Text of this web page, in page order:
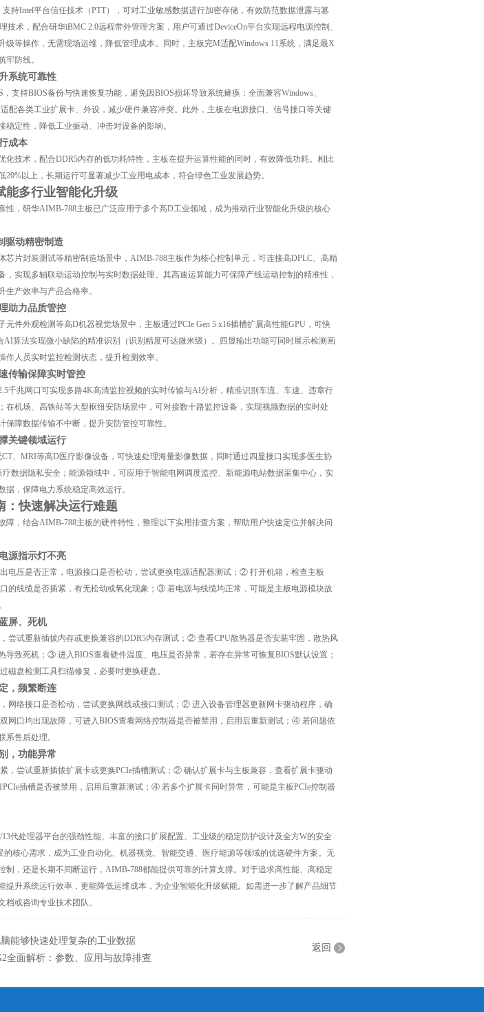
持Intel平台信任技术（PTT），可对工业敏感数据进行加密存储，有效防范数据泄露与篡
技术，配合研华iBMC 2.0远程带外管理方案，用户可通过DeviceOn平台实现远程电源控制、
级等操作，无需现场运维，降低管理成本。同时，主板完M适配Windows 11系统，满足最X
牢防线。
系统可靠性
，支持BIOS备份与快速恢复功能，避免因BIOS损坏导致系统瘫痪；全面兼容Windows、
配各类工业扩展卡、外设，减少硬件兼容冲突。此外，主板在电源接口、信号接口等关键
定性，降低工业振动、冲击对设备的影响。
成本
化技术，配合DDR5内存的低功耗特性，主板在提升运算性能的同时，有效降低功耗。相比
以上，长期运行可显著减少工业用电成本，符合绿色工业发展趋势。
能多行业智能化升级
性，研华AIMB-788主板已广泛应用于多个高D工业领域，成为推动行业智能化升级的核心
驱动精密制造
芯片封装测试等精密制造场景中，AIMB-788主板作为核心控制单元，可连接高DPLC、高精
，实现多轴联动运动控制与实时数据处理。其高速运算能力可保障产线运动控制的精准性，
产效率与产品合格率。
助力品质管控
元件外观检测等高D机器视觉场景中，主板通过PCIe Gen 5 x16插槽扩展高性能GPU，可快
算法实现微小缺陷的精准识别（识别精度可达微米级）。四显输出功能可同时展示检测画
人员实时监控检测状态，提升检测效率。
传输保障实时管控
千兆网口可实现多路4K高清监控视频的实时传输与AI分析，精准识别车流、车速、违章行
在机场、高铁站等大型枢纽安防场景中，可对接数十路监控设备，实现视频数据的实时处
障数据传输不中断，提升安防管控可靠性。
关键领域运行
、MRI等高D医疗影像设备，可快速处理海量影像数据，同时通过四显接口实现多医生协
疗数据隐私安全；能源领域中，可应用于智能电网调度监控、新能源电站数据采集中心，实
，保障电力系统稳定高效运行。
：快速解决运行难题
障，结合AIMB-788主板的硬件特性，整理以下实用排查方案，帮助用户快速定位并解决问
源指示灯不亮
电压是否正常，电源接口是否松动，尝试更换电源适配器测试；② 打开机箱，检查主板
的线缆是否插紧，有无松动或氧化现象；③ 若电源与线缆均正常，可能是主板电源模块故
屏、死机
尝试重新插拔内存或更换兼容的DDR5内存测试；② 查看CPU散热器是否安装牢固，散热风
导致死机；③ 进入BIOS查看硬件温度、电压是否异常，若存在异常可恢复BIOS默认设置；
盘检测工具扫描修复，必要时更换硬盘。
，频繁断连
网络接口是否松动，尝试更换网线或接口测试；② 进入设备管理器更新网卡驱动程序，确
网口均出现故障，可进入BIOS查看网络控制器是否被禁用，启用后重新测试；④ 若问题依
系售后处理。
，功能异常
，尝试重新插拔扩展卡或更换PCIe插槽测试；② 确认扩展卡与主板兼容，查看扩展卡驱动
插槽是否被禁用，启用后重新测试；④ 若多个扩展卡同时异常，可能是主板PCIe控制器
代处理器平台的强劲性能、丰富的接口扩展配置、工业级的稳定防护设计及全方W的安全
核心需求，成为工业自动化、机器视觉、智能交通、医疗能源等领域的优选硬件方案。无
制，还是长期不间断运行，AIMB-788都能提供可靠的计算支撑。对于追求高性能、高稳定
提升系统运行效率，更能降低运维成本，为企业智能化升级赋能。如需进一步了解产品细节
或咨询专业技术团队。
能够快速处理复杂的工业数据
全面解析：参数、应用与故障排查
返回